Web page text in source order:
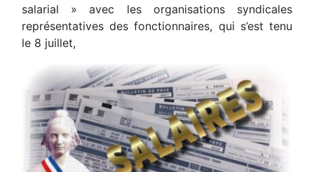
salarial » avec les organisations syndicales
représentatives des fonctionnaires, qui s’est tenu
le 8 juillet,